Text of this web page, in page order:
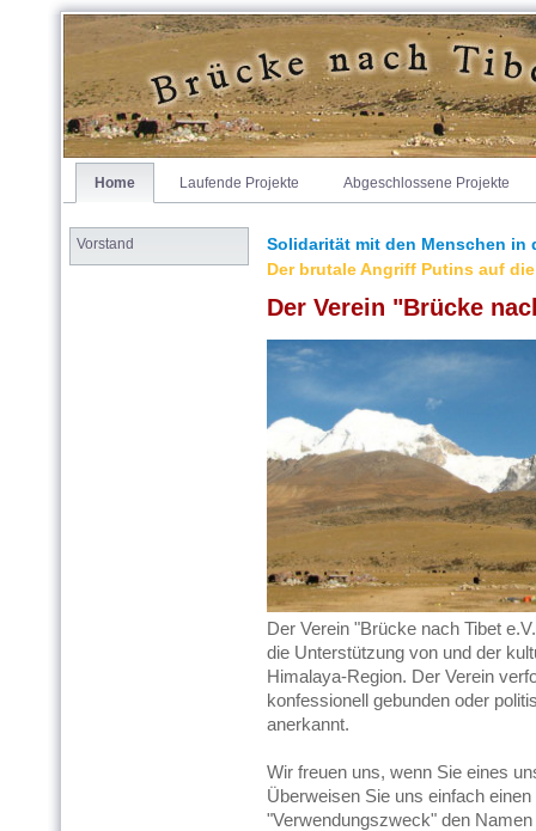
Home Laufende Projekte Abgeschlossene Projekte
Vorstand
Solidarität mit den Menschen in
Der brutale Angriff Putins auf
Der Verein "Brücke
Der Verein "Brücke nach Tibet
die Unterstützung von und der
Himalaya-Region. Der Verein
konfessionell gebunden oder
anerkannt.
Wir freuen uns, wenn Sie eines
Überweisen Sie uns einfach
"Verwendungszweck" den